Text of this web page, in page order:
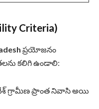
Criteria)
ప్రయోజనం
కలిగి ఉండాలి:
గ్రామీణ ప్రాంత నివాసి అయి